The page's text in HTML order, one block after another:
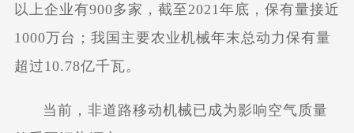
以上企业有900多家，截至2021年底，保有量接近
1000万台；我国主要农业机械年末总动力保有量
超过10.78亿千瓦。
当前，非道路移动机械已成为影响空气质量